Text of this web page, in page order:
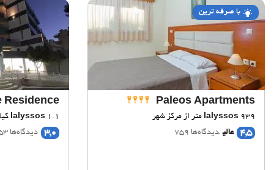
با صرفه ترین
Paleos Apartments
Ialyssos 939 متر از مرکز شهر
4,5 عالی دیدگاه‌ها 759
Residence
Ialyssos 1.1 کیلومتر از مرکز شهر
3,0 دیدگاه‌ها 153